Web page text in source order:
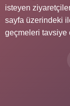
isteyen
sayfa üzerindeki
geçmeleri tavsiye